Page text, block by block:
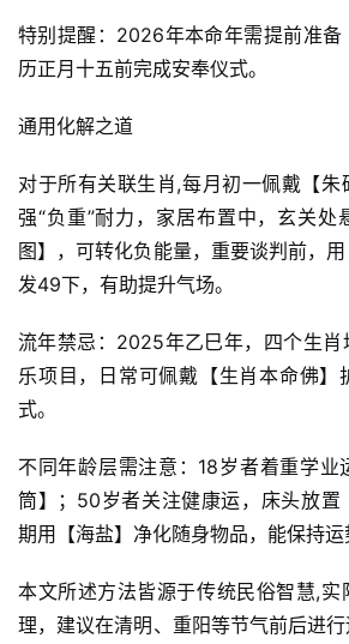
特别提醒：2026年本命年需提前准备
历正月十五前完成安奉仪式。
通用化解之道
对于所有关联生肖,每月初一佩戴【朱
强“负重”耐力，家居布置中，玄关处
图】，可转化负能量，重要谈判前，
发49下，有助提升气场。
流年禁忌：2025年乙巳年，四个生肖
乐项目，日常可佩戴【生肖本命佛】
式。
不同年龄层需注意：18岁者着重学业
筒】；50岁者关注健康运，床头放置
期用【海盐】净化随身物品，能保持运
本文所述方法皆源于传统民俗智慧,实
理，建议在清明、重阳等节气前后进